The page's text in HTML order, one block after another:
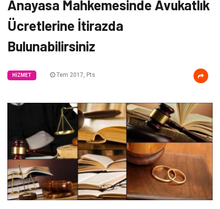
Anayasa Mahkemesinde Avukatlık
Ücretlerine İtirazda
Bulunabilirsiniz
HIZMET Tem 2017, Pts